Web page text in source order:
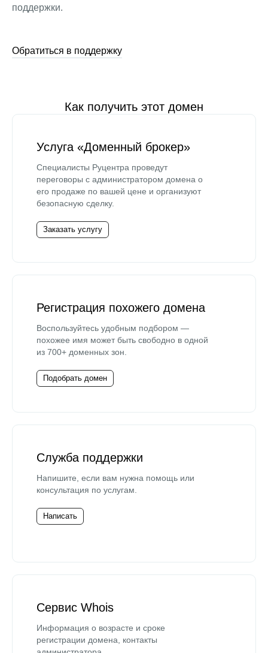
поддержки.
Обратиться в поддержку
Как получить этот домен
Услуга «Доменный брокер»
Специалисты Руцентра проведут
переговоры с администратором домена о
его продаже по вашей цене и организуют
безопасную сделку.
Заказать услугу
Регистрация похожего домена
Воспользуйтесь удобным подбором —
похожее имя может быть свободно в одной
из 700+ доменных зон.
Подобрать домен
Служба поддержки
Напишите, если вам нужна помощь или
консультация по услугам.
Написать
Сервис Whois
Информация о возрасте и сроке
регистрации домена, контакты